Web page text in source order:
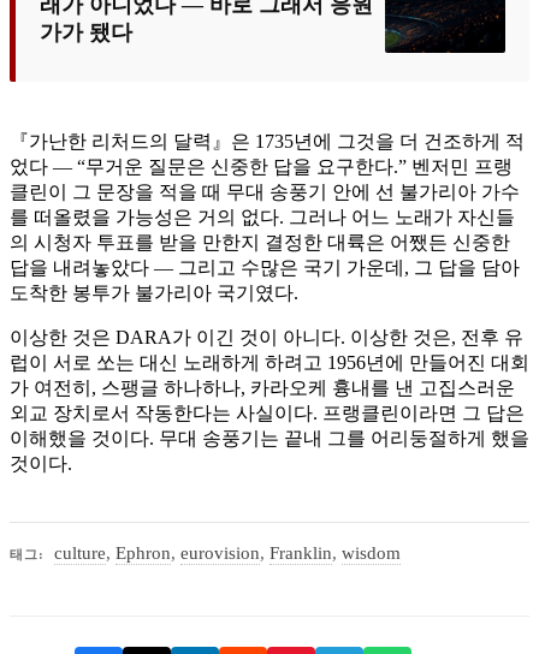
래가 아니었다 — 바로 그래서 응원
가가 됐다
『가난한 리처드의 달력』은 1735년에 그것을 더 건조하게 적
었다 — “무거운 질문은 신중한 답을 요구한다.” 벤저민 프랭
클린이 그 문장을 적을 때 무대 송풍기 안에 선 불가리아 가수
를 떠올렸을 가능성은 거의 없다. 그러나 어느 노래가 자신들
의 시청자 투표를 받을 만한지 결정한 대륙은 어쨌든 신중한
답을 내려놓았다 — 그리고 수많은 국기 가운데, 그 답을 담아
도착한 봉투가 불가리아 국기였다.
이상한 것은 DARA가 이긴 것이 아니다. 이상한 것은, 전후 유
럽이 서로 쏘는 대신 노래하게 하려고 1956년에 만들어진 대회
가 여전히, 스팽글 하나하나, 카라오케 흉내를 낸 고집스러운
외교 장치로서 작동한다는 사실이다. 프랭클린이라면 그 답은
이해했을 것이다. 무대 송풍기는 끝내 그를 어리둥절하게 했을
것이다.
태그: culture,Ephron,eurovision,Franklin,wisdom